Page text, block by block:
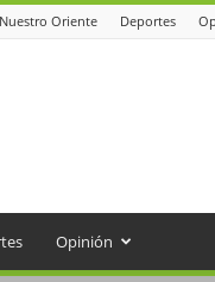
Nuestro Oriente Deportes
Opinión